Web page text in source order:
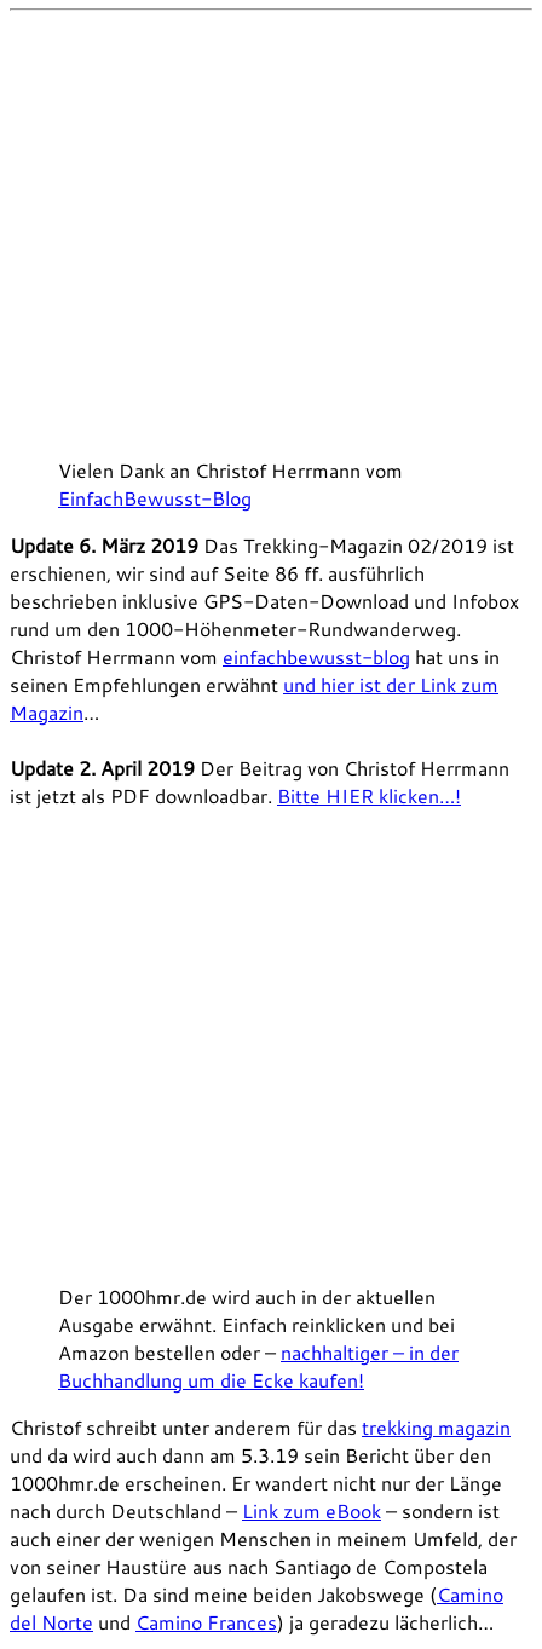
Vielen Dank an Christof Herrmann vom
EinfachBewusst-Blog
Update 6. März 2019 Das Trekking-Magazin 02/2019 ist
erschienen, wir sind auf Seite 86 ff. ausführlich
beschrieben inklusive GPS-Daten-Download und Infobox
rund um den 1000-Höhenmeter-Rundwanderweg.
Christof Herrmann vom einfachbewusst-blog hat uns in
seinen Empfehlungen erwähnt und hier ist der Link zum
Magazin…
Update 2. April 2019 Der Beitrag von Christof Herrmann
ist jetzt als PDF downloadbar. Bitte HIER klicken…!
Der 1000hmr.de wird auch in der aktuellen
Ausgabe erwähnt. Einfach reinklicken und bei
Amazon bestellen oder – nachhaltiger – in der
Buchhandlung um die Ecke kaufen!
Christof schreibt unter anderem für das trekking magazin
und da wird auch dann am 5.3.19 sein Bericht über den
1000hmr.de erscheinen. Er wandert nicht nur der Länge
nach durch Deutschland – Link zum eBook– sondern ist
auch einer der wenigen Menschen in meinem Umfeld, der
von seiner Haustüre aus nach Santiago de Compostela
gelaufen ist. Da sind meine beiden Jakobswege (Camino
del Norte und Camino Frances) ja geradezu lächerlich…